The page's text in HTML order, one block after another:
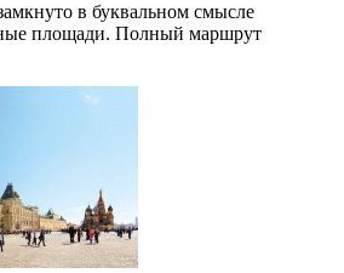
в буквальном смысле
площади. Полный маршрут